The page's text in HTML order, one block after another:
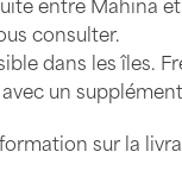
consulter.
dans les îles.
un
sur la